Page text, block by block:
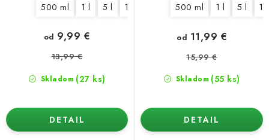
500 ml 1 l 5 l 10 l
Skladom (27 ks)
od 9,99 €
13,99 €
DETAIL
500 ml 1 l 5 l
Skladom (55 ks)
od 11,99 €
15,99 €
DETAIL